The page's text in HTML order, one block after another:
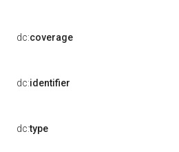
dc:coverage
dc:identifier
dc:type